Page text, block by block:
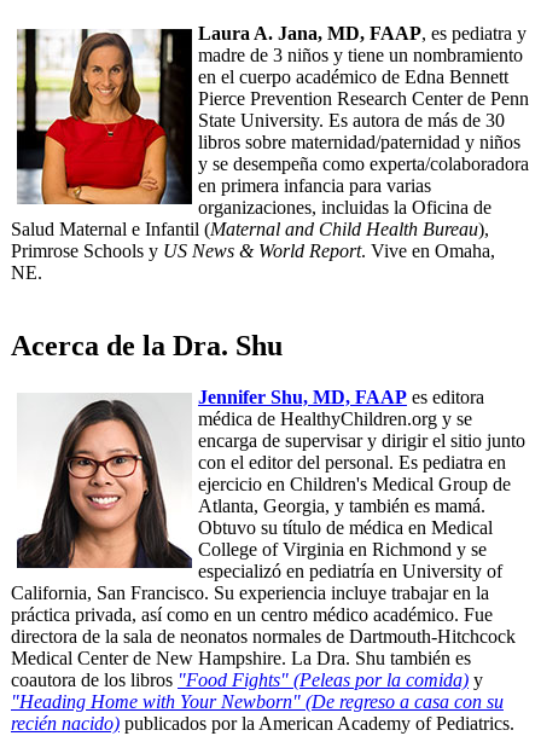
Laura A. Jana, MD, FAAP, es pediatra y
madre de 3 niños y tiene un nombramiento
en el cuerpo académico de Edna Bennett
Pierce Prevention Research Center de Penn
State University. Es autora de más de 30
libros sobre maternidad/paternidad y niños
y se desempeña como experta/colaboradora
en primera infancia para varias
organizaciones, incluidas la Oficina de
Salud Maternal e Infantil (Maternal and Child Health Bureau),
Primrose Schools y US News & World Report. Vive en Omaha,
NE.
Acerca de la Dra. Shu
Jennifer Shu, MD, FAAP es editora
médica de HealthyChildren.org y se
encarga de supervisar y dirigir el sitio junto
con el editor del personal. Es pediatra en
ejercicio en Children's Medical Group de
Atlanta, Georgia, y también es mamá.
Obtuvo su título de médica en Medical
College of Virginia en Richmond y se
especializó en pediatría en University of
California, San Francisco. Su experiencia incluye trabajar en la
práctica privada, así como en un centro médico académico. Fue
directora de la sala de neonatos normales de Dartmouth-Hitchcock
Medical Center de New Hampshire. La Dra. Shu también es
coautora de los libros "Food Fights" (Peleas por la comida) y
"Heading Home with Your Newborn" (De regreso a casa con su
recién nacido) publicados por la American Academy of Pediatrics.